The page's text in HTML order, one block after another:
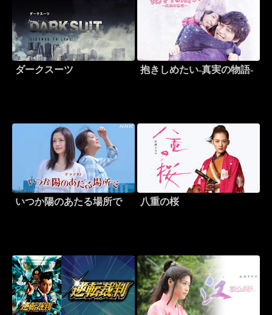
ダークスーツ 抱きしめたい-真実の物語-
いつか陽のあたる場所で 八重の桜